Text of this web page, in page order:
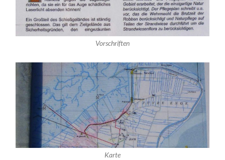
Vorschriften
Karte